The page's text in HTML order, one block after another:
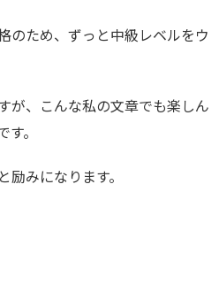
のため、ずっと中級レベルをウ
が、こんな私の文章でも楽しん
す。
励みになります。